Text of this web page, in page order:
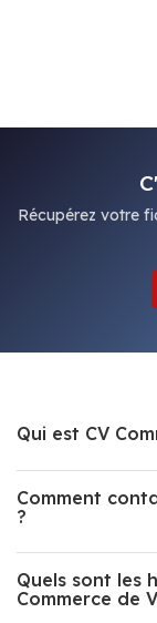
Récupérez votre
Qui est CV
Comment
?
Quels sont les
Commerce de